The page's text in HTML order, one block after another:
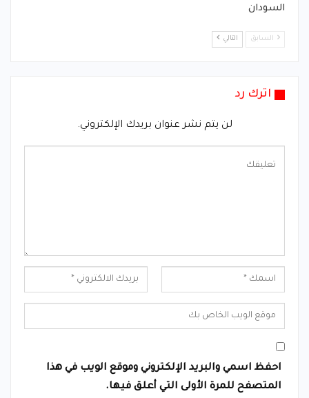
السودان
السابق التالي
اترك رد
لن يتم نشر عنوان بريدك الإلكتروني.
احفظ اسمي والبريد الإلكتروني وموقع الويب في هذا
المتصفح للمرة الأولى التي أعلق فيها.